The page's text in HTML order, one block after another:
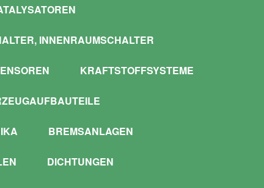
INNENRAUMSCHALTER
KRAFTSTOFFSYSTEME
BREMSANLAGEN
DICHTUNGEN